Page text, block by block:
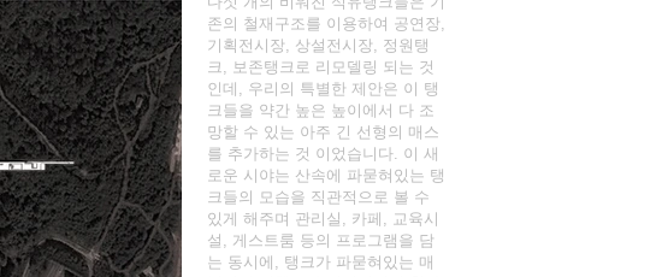
존의 철재구조를 이용하여 공연장,
기획전시장, 상설전시장, 정원탱
크, 보존탱크로 리모델링 되는 것
인데, 우리의 특별한 제안은 이 탱
크들을 약간 높은 높이에서 다 조
망할 수 있는 아주 긴 선형의 매스
를 추가하는 것 이었습니다. 이 새
로운 시야는 산속에 파묻혀있는 탱
크들의 모습을 직관적으로 볼 수
있게 해주며 관리실, 카페, 교육시
설, 게스트룸 등의 프로그램을 담
는 동시에, 탱크가 파묻혀있는 매